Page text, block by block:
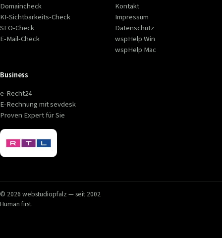
Domaincheck
KI-Sichtbarkeits-Check
SEO-Check
E-Mail-Check
Kontakt
Impressum
Datenschutz
wspHelp Win
wspHelp Mac
Business
e-Recht24
E-Rechnung mit sevdesk
Proven Expert für Sie
© 2026 webstudiopfalz — seit 2002
Human first.